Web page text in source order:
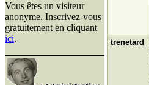
Vous êtes un visiteur
anonyme. Inscrivez-vous
gratuitement en cliquant
ici. trenetard